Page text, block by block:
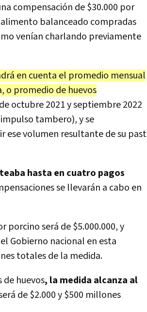
compensación de $30.000 por
balanceado compradas
venían charlando previamente
en cuenta el promedio mensual
o promedio de huevos
octubre 2021 y septiembre 2022
tambero), y se
ese volumen resultante de su past
hasta en cuatro pagos
se llevarán a cabo en
será de $5.000.000, y
Gobierno nacional en esta
totales de la medida.
huevos, la medida alcanza al
de $2.000 y $500 millones